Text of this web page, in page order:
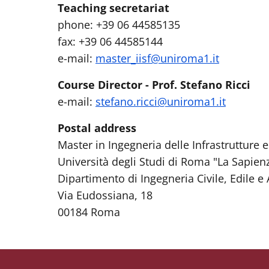
Teaching secretariat
phone: +39 06 44585135
fax: +39 06 44585144
e-mail: master_iisf@uniroma1.it
Course Director - Prof. Stefano Ricci
e-mail: stefano.ricci@uniroma1.it
Postal address
Master in Ingegneria delle Infrastrutture
Università degli Studi di Roma "La
Dipartimento di Ingegneria Civile, Edile
Via Eudossiana, 18
00184 Roma